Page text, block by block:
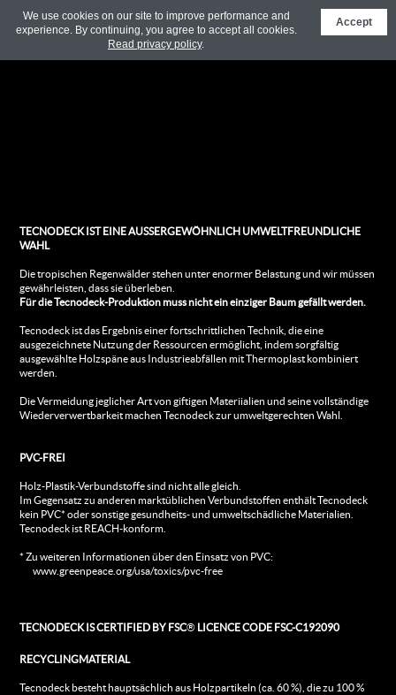
We use cookies on our site to improve performance and
experience. By continuing, you agree to accept all cookies.
Read privacy policy.
Accept
TECNODECK IST EINE AUSSERGEWÖHNLICH UMWELTFREUNDLICHE
WAHL
Die tropischen Regenwälder stehen unter enormer Belastung und wir müssen
gewährleisten, dass sie überleben.
Für die Tecnodeck-Produktion muss nicht ein einziger Baum gefällt werden.
Tecnodeck ist das Ergebnis einer fortschrittlichen Technik, die eine
ausgezeichnete Nutzung der Ressourcen ermöglicht, indem sorgfältig
ausgewählte Holzspäne aus Industrieabfällen mit Thermoplast kombiniert
werden.
Die Vermeidung jeglicher Art von giftigen Materiialien und seine vollständige
Wiederverwertbarkeit machen Tecnodeck zur umweltgerechten Wahl.
PVC-FREI
Holz-Plastik-Verbundstoffe sind nicht alle gleich.
Im Gegensatz zu anderen marktüblichen Verbundstoffen enthält Tecnodeck
kein PVC* oder sonstige gesundheits- und umweltschädliche Materialien.
Tecnodeck ist REACH-konform.
* Zu weiteren Informationen über den Einsatz von PVC:
www.greenpeace.org/usa/toxics/pvc-free
TECNODECK IS CERTIFIED BY FSC® LICENCE CODE FSC-C192090
RECYCLINGMATERIAL
Tecnodeck besteht hauptsächlich aus Holzpartikeln (ca. 60 %), die zu 100 %